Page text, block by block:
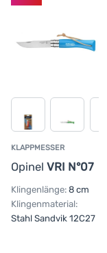
Über
Anmelden /
Registrieren
KLAPPMESSER
Opinel VRI N°07
Klingenlänge: 8 cm
Klingenmaterial:
Stahl Sandvik 12C27